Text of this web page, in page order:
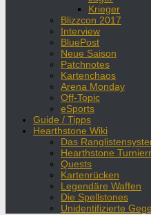
Krieger
Blizzcon 2017
Interview
BluePost
Neue Saison
Patchnotes
Kartenchaos
Arena Monday
Off-Topic
eSports
Guide / Tipps
Hearthstone Wiki
Das
Hearthstone
Quests
Kartenrücken
Legendäre Waffen
Die Spellstones
Unidentifizierte